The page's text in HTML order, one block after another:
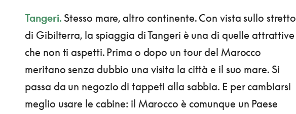
Tangeri. Stesso mare, altro continente. Con vista sullo stretto
di Gibilterra, la spiaggia di Tangeri è una di quelle attrattive
che non ti aspetti. Prima o dopo un tour del Marocco
meritano senza dubbio una visita la città e il suo mare. Si
passa da un negozio di tappeti alla sabbia. E per cambiarsi
meglio usare le cabine: il Marocco è comunque un Paese